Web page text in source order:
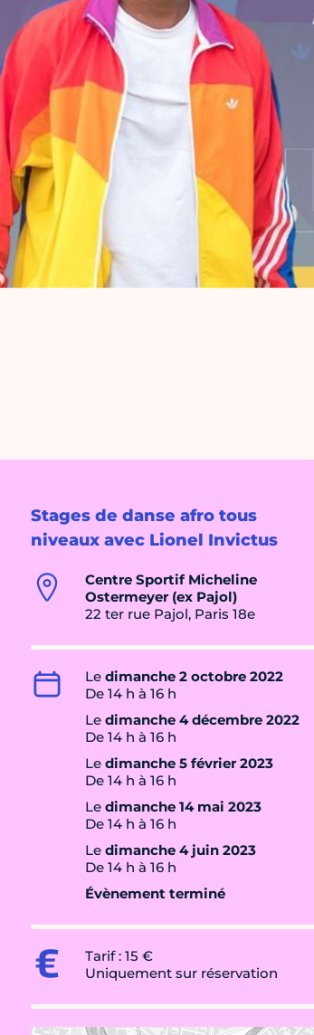
Stages de danse afro tous
niveaux avec Lionel Invictus
Centre Sportif Micheline
Ostermeyer (ex Pajol)
22 ter rue Pajol, Paris 18e
Le dimanche 2 octobre 2022
De 14 h à 16 h
Le dimanche 4 décembre 2022
De 14 h à 16 h
Le dimanche 5 février 2023
De 14 h à 16 h
Le dimanche 14 mai 2023
De 14 h à 16 h
Le dimanche 4 juin 2023
De 14 h à 16 h
Évènement terminé
Tarif : 15 €
Uniquement sur réservation